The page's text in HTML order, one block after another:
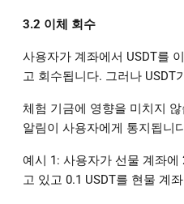
3.2 이체 회수
사용자가 계좌에서 USDT를
고 회수됩니다. 그러나 USDT
체험 기금에 영향을 미치지
알림이 사용자에게 통지됩니
예시 1: 사용자가 선물 계좌에
고 있고 0.1 USDT를 현물 계